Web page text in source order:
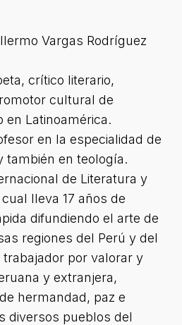
Vargas Rodríguez
crítico literario,
cultural de
en Latinoamérica.
en la especialidad de
también en teología.
de Literatura y
lleva 17 años de
difundiendo el arte de
regiones del Perú y del
por valorar y
y extranjera,
hermandad, paz e
diversos pueblos del